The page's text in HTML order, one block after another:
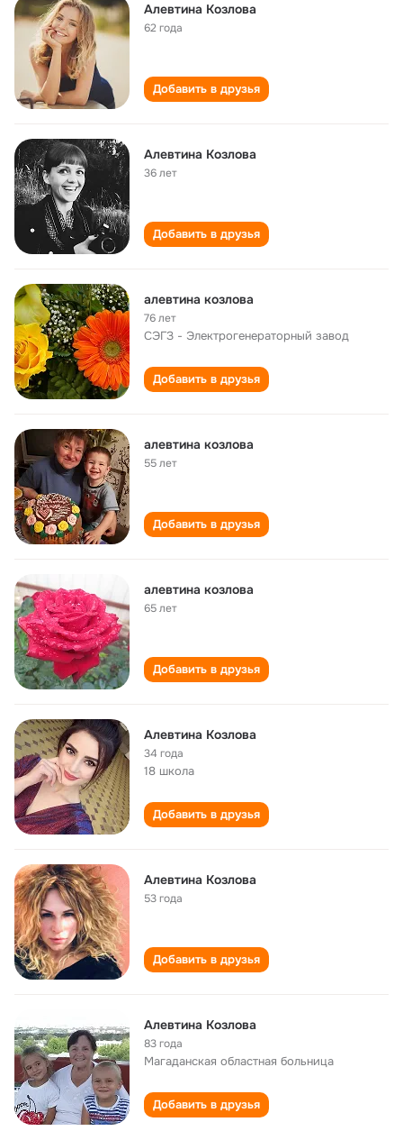
Алевтина Козлова
62 года
Добавить в друзья
Алевтина Козлова
36 лет
Добавить в друзья
алевтина козлова
76 лет
СЭГЗ - Электрогенераторный завод
Добавить в друзья
алевтина козлова
55 лет
Добавить в друзья
алевтина козлова
65 лет
Добавить в друзья
Алевтина Козлова
34 года
18 школа
Добавить в друзья
Алевтина Козлова
53 года
Добавить в друзья
Алевтина Козлова
83 года
Магаданская областная больница
Добавить в друзья